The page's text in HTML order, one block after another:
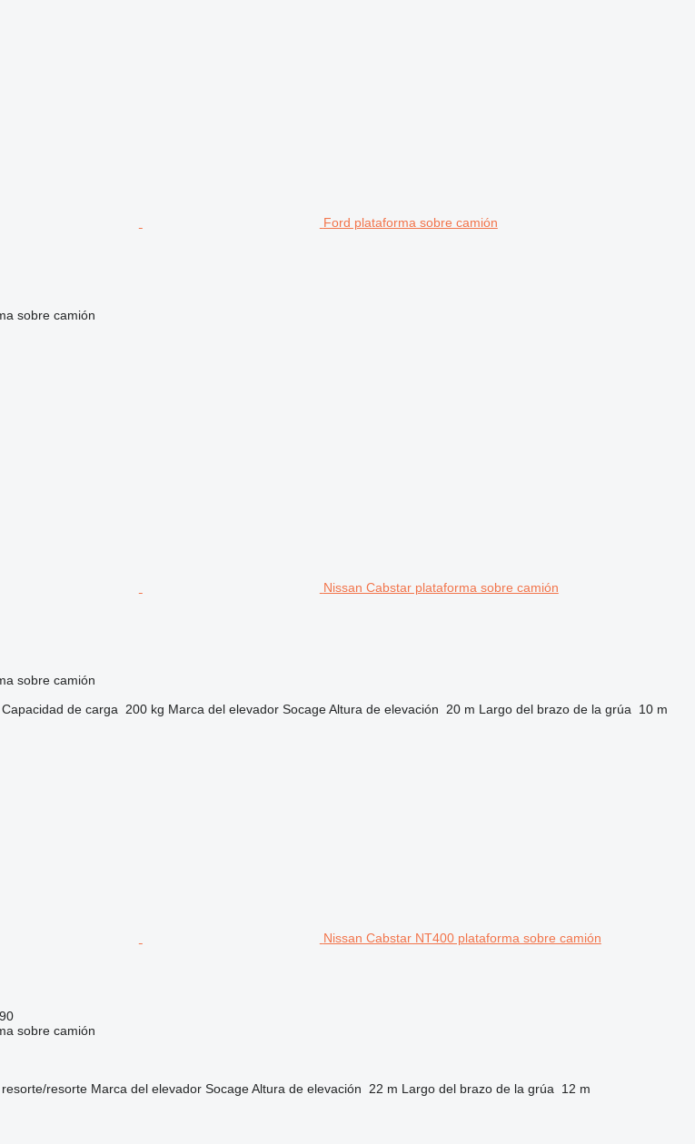
Ford plataforma sobre camión
sobre camión
Nissan Cabstar plataforma sobre camión
sobre camión
Capacidad de carga 200 kg Marca del elevador Socage Altura de elevación 20 m Largo del brazo de la grúa
10 m
Nissan Cabstar NT400 plataforma sobre camión
sobre camión
resorte/resorte Marca del elevador Socage Altura de elevación 22 m Largo del brazo de la grúa
12 m